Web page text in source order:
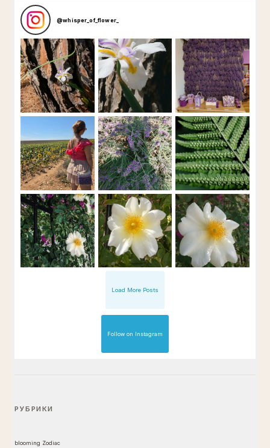
@whisper_of_flower_
Load More Posts
Follow on Instagram
РУБРИКИ
blooming Zodiac